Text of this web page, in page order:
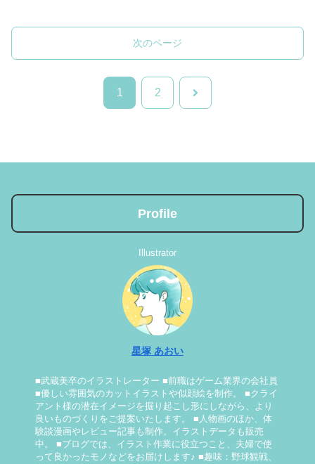
次のページ
1 2 次
Profile
Illustrator
星塚 あおい
■武蔵美卒のイラストレーター ■前職はゲーム業界の会社員
■優しい雰囲気のカットイラストや似顔絵を制作。 ■クライ
アント様の潜在イメージを掘り起こし形にしながら、より
良いものづくりをご提案いたします。 ■人物画のほか、体
験談漫画やレビュー記事も制作。イラストデータも販売
中。 ■ブログでは、イラスト作業に役立つこと、夫婦で使
って良かったモノなどをお届けします♪ ■趣味：野球観戦、